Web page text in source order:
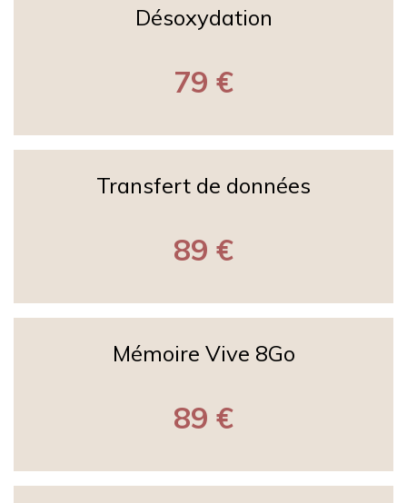
Désoxydation
79 €
Transfert de données
89 €
Mémoire Vive 8Go
89 €